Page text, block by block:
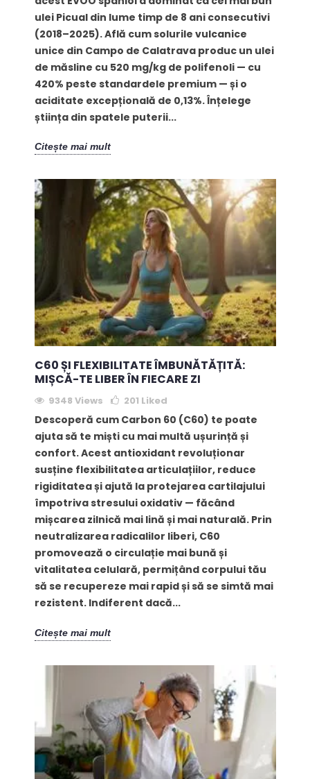
ulei Picual din lume timp de 8 ani consecutivi
(2018–2025). Află cum solurile vulcanice
unice din Campo de Calatrava produc un ulei
de măsline cu 520 mg/kg de polifenoli — cu
420% peste standardele premium — și o
aciditate excepțională de 0,13%. Înțelege
știința din spatele puterii...
Citește mai mult
C60 ȘI FLEXIBILITATE ÎMBUNĂTĂȚITĂ:
MIȘCĂ-TE LIBER ÎN FIECARE ZI
9348 Views 201 Liked
Descoperă cum Carbon 60 (C60) te poate
ajuta să te miști cu mai multă ușurință și
confort. Acest antioxidant revoluționar
susține flexibilitatea articulațiilor, reduce
rigiditatea și ajută la protejarea cartilajului
împotriva stresului oxidativ — făcând
mișcarea zilnică mai lină și mai naturală. Prin
neutralizarea radicalilor liberi, C60
promovează o circulație mai bună și
vitalitatea celulară, permițând corpului tău
să se recupereze mai rapid și să se simtă mai
rezistent. Indiferent dacă...
Citește mai mult